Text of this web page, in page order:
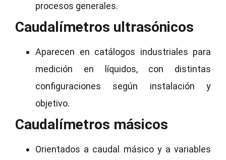
procesos generales.
Caudalímetros ultrasónicos
Aparecen en catálogos industriales para
medición en líquidos, con distintas
configuraciones según instalación y
objetivo.
Caudalímetros másicos
Orientados a caudal másico y a variables